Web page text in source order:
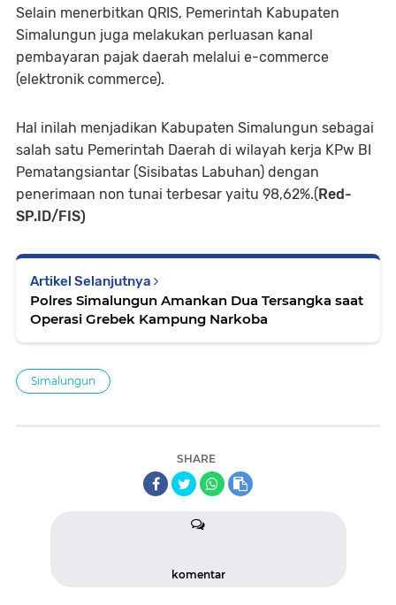
Selain menerbitkan QRIS, Pemerintah Kabupaten
Simalungun juga melakukan perluasan kanal
pembayaran pajak daerah melalui e-commerce
(elektronik commerce).
Hal inilah menjadikan Kabupaten Simalungun sebagai
salah satu Pemerintah Daerah di wilayah kerja KPw BI
Pematangsiantar (Sisibatas Labuhan) dengan
penerimaan non tunai terbesar yaitu 98,62%.(Red-
SP.ID/FIS)
Artikel Selanjutnya
Polres Simalungun Amankan Dua Tersangka saat
Operasi Grebek Kampung Narkoba
Simalungun
SHARE
komentar